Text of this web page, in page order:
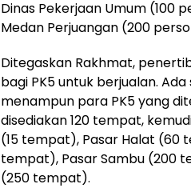
Dinas Pekerjaan Umum (100
Medan Perjuangan (200
Ditegaskan Rakhmat,
bagi PK5 untuk berjualan.
menampun para PK5 yang
disediakan 120 tempat,
(15 tempat), Pasar Halat (60
tempat), Pasar Sambu (200
(250 tempat).